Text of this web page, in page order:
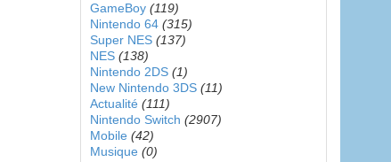
GameBoy (119)
Nintendo 64 (315)
Super NES (137)
NES (138)
Nintendo 2DS (1)
New Nintendo 3DS (11)
Actualité (111)
Nintendo Switch (2907)
Mobile (42)
Musique (0)